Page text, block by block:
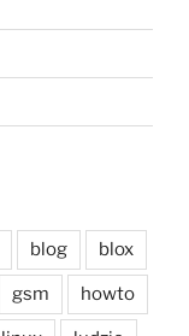
blog blox
gsm howto